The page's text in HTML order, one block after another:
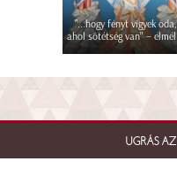
"...hogy fényt vigyek oda,
ahol sötétség van" –
UGRÁS